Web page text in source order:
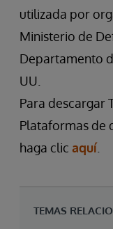
utilizada por
Ministerio de
Departamento
UU.
Para descargar
Plataformas de
haga clic aquí.
TEMAS